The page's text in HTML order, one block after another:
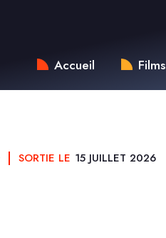
Accueil Films
SORTIE LE 15 JUILLET 2026